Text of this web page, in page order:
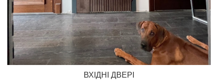
ВХІДНІ ДВЕРІ